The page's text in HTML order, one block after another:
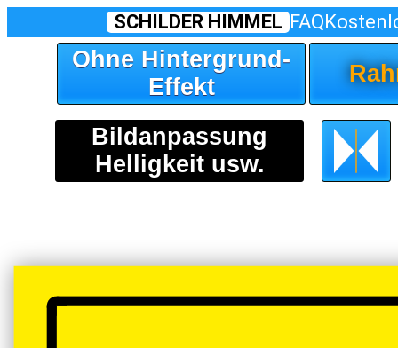
SCHILDER HIMMEL FAQ
Ohne Hintergrund-
Effekt
Bildanpassung
Helligkeit usw.